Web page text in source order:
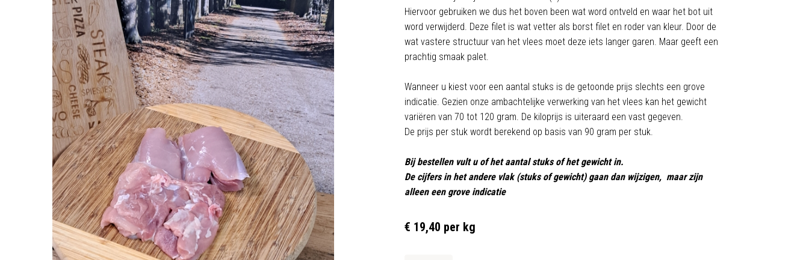
Hiervoor gebruiken we dus het boven been wat word ontveld en waar het bot uit
word verwijderd. Deze filet is wat vetter als borst filet en roder van kleur. Door de
wat vastere structuur van het vlees moet deze iets langer garen. Maar geeft een
prachtig smaak palet.
Wanneer u kiest voor een aantal stuks is de getoonde prijs slechts een grove
indicatie. Gezien onze ambachtelijke verwerking van het vlees kan het gewicht
variëren van 70 tot 120 gram. De kiloprijs is uiteraard een vast gegeven.
De prijs per stuk wordt berekend op basis van 90 gram per stuk.
Bij bestellen vult u of het aantal stuks of het gewicht in.
De cijfers in het andere vlak (stuks of gewicht) gaan dan wijzigen, maar zijn
alleen een grove indicatie
€ 19,40 per kg